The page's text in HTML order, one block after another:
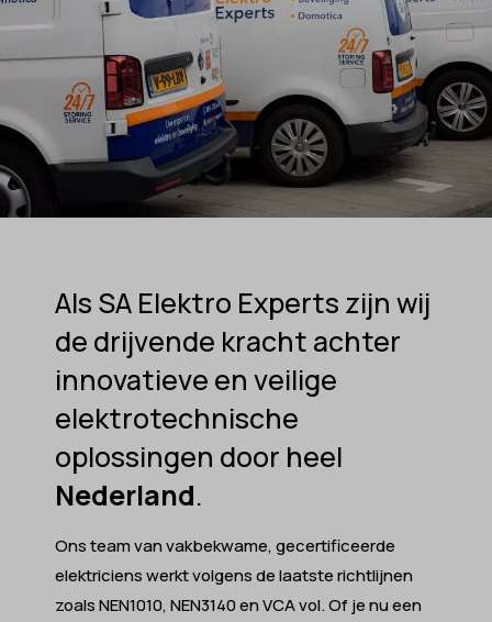
Als SA Elektro Experts zijn wij
de drijvende kracht achter
innovatieve en veilige
elektrotechnische
oplossingen door heel
Nederland.
Ons team van vakbekwame, gecertificeerde
elektriciens werkt volgens de laatste richtlijnen
zoals NEN1010, NEN3140 en VCA vol.​ Of je nu een